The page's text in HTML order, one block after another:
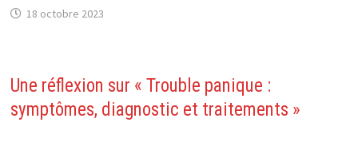
18 octobre 2023
Une réflexion sur « Trouble panique :
symptômes, diagnostic et traitements »